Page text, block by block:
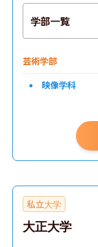
学部一覧
芸術学部
映像学科
私立大学
大正大学